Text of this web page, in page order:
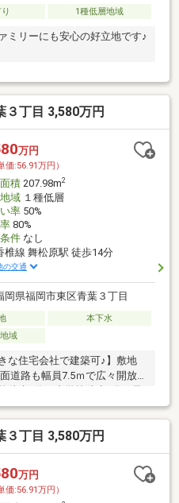
1種低層地域
ミリーにも安心の好立地です♪
３丁目 3,580万円
万円
価:56.91万円）
積207.98m2
域１種低層
率50%
80%
件なし
椎線 舞松原駅 徒歩14分
の交通
岡県福岡市東区青葉３丁目
本下水
域
な住宅会社で建築可♪】敷地
道路も幅員7.5ｍで広々開放
徒歩5分・中学校徒歩7分で子
３丁目 3,580万円
万円
価:56.91万円）